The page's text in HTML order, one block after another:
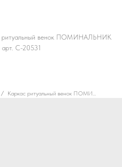
ритуальный венок ПОМИНАЛЬНИК
арт. C-20531
Каркас ритуальный венок ПОМИНАЛЬНИК большой полукруглый в уп.20шт. арт. C-20531